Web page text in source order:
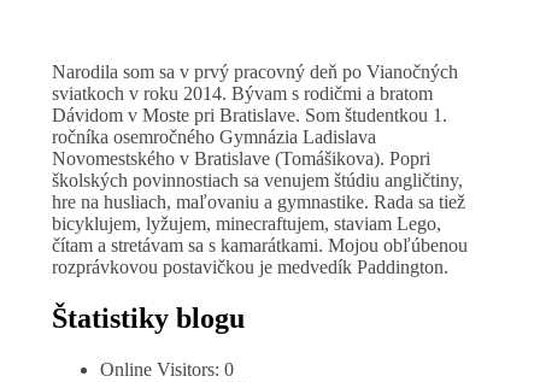
Narodila som sa v prvý pracovný deň po Vianočných
sviatkoch v roku 2014. Bývam s rodičmi a bratom
Dávidom v Moste pri Bratislave. Som študentkou 1.
ročníka osemročného Gymnázia Ladislava
Novomestského v Bratislave (Tomášikova). Popri
školských povinnostiach sa venujem štúdiu angličtiny,
hre na husliach, maľovaniu a gymnastike. Rada sa tiež
bicyklujem, lyžujem, minecraftujem, staviam Lego,
čítam a stretávam sa s kamarátkami. Mojou obľúbenou
rozprávkovou postavičkou je medvedík Paddington.
Štatistiky blogu
Online Visitors: 0